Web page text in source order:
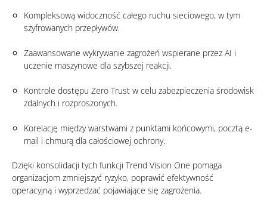
Kompleksową widoczność całego ruchu sieciowego, w tym
szyfrowanych przepływów.
Zaawansowane wykrywanie zagrożeń wspierane przez AI i
uczenie maszynowe dla szybszej reakcji.
Kontrole dostępu Zero Trust w celu zabezpieczenia środowisk
zdalnych i rozproszonych.
Korelację między warstwami z punktami końcowymi, pocztą e-
mail i chmurą dla całościowej ochrony.
Dzięki konsolidacji tych funkcji Trend Vision One pomaga
organizacjom zmniejszyć ryzyko, poprawić efektywność
operacyjną i wyprzedzać pojawiające się zagrożenia.